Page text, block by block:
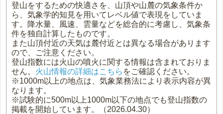
登山をするための快適さを、山頂や山麓の気象条件か
ら、気象学的知見を用いてレベル値で表現をしていま
す。降水量、風速、雲量などを総合的に考慮し、気象条
件を独自計算したものです。
また山頂付近の天気は麓付近とは異なる場合があります
ので、ご注意ください。
登山指数には火山の噴火に関する情報は含まれておりま
せん。 火山情報の詳細はこちら をご確認ください。
※1000m以上の地点は、気象業務法により表示内容が異
なります。
※試験的に500m以上1000m以下の地点でも登山指数の
掲載を開始しています。（2026.04.30）